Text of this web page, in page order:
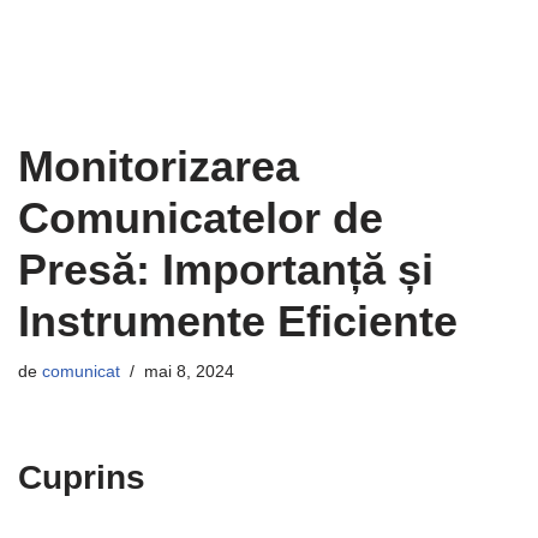
Monitorizarea
Comunicatelor de
Presă: Importanță și
Instrumente Eficiente
de comunicat mai 8, 2024
Cuprins